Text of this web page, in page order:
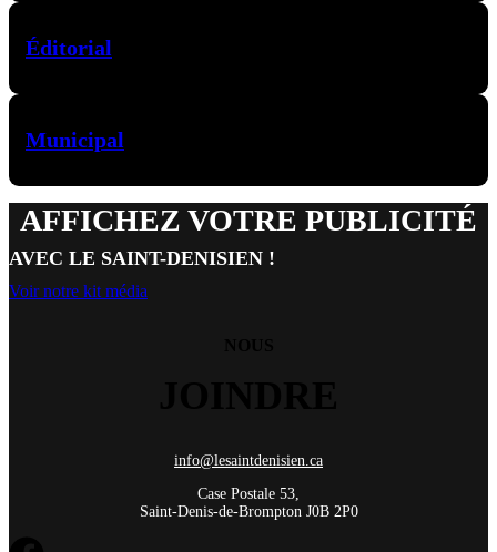
Éditorial
Municipal
AFFICHEZ VOTRE PUBLICITÉ
AVEC LE SAINT-DENISIEN !
Voir notre kit média
info@lesaintdenisien.ca
Case Postale 53,
Saint-Denis-de-Brompton J0B 2P0